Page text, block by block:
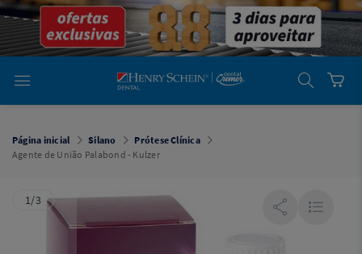
emDental
Cremer -
Henry Schein
Laboratório
Laboratório
Cremer -
Henry Schein
Equipamentos
Página inicial Silano
Prótese Clínica
Agente de União Palabond - Kulzer
1/3